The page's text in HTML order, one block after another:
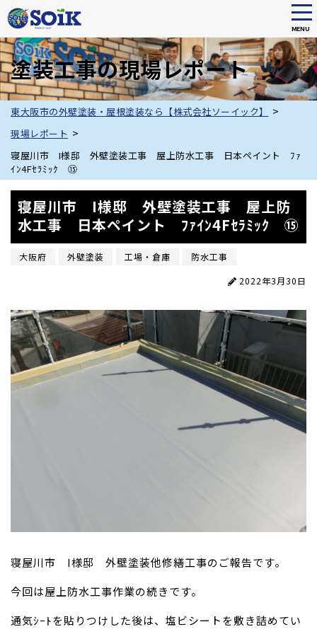
Skip
to
main
content
MENU
塗装工事の現場レポート
東大阪市の外壁塗装・屋根塗装なら【株式会社ソーイック】 >
現場レポート >
寝屋川市 I様邸 外壁塗装工事 屋上防水工事 日本ペイント ﾌｧ
ｲﾝ4Fｾﾗﾐｯｸ ⑮
寝屋川市 I様邸 外壁塗装工事 屋上防
水工事 日本ペイント ﾌｧｲﾝ4Fｾﾗﾐｯｸ ⑮
大阪府 外壁塗装 工場・倉庫
防水工事
2022年3月30日
寝屋川市 I様邸 外壁塗装他修繕工事のご報告です。
今回は屋上防水工事作業の続きです。
通気ｼｰﾄを貼りつけした後は、塩ビシートを敷き詰めてい